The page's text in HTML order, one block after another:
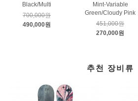
Black/Multi
700,000원
490,000원
Mint-Variable
Green/Cloudy Pink
451,000원
270,000원
추천 장비류